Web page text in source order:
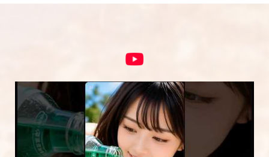
5段階評価をつけてください
★
★★
★★★
★★★★
★★★★★
内容をご確認の上、「レビューを送信する」ボ